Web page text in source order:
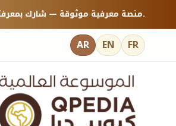
منصة معرفية موثوقة — شارك بمعرفتك عبر الموسوعة العالمية كيوبيديا.
AR EN FR